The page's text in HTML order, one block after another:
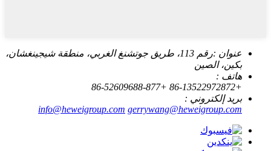
عنوان :
رقم 113، طريق جوتشنغ الغربي، منطقة شيجينغشان،
بكين، الصين
هاتف :
+86-13522972872
+86-52609688-877
بريد إلكتروني :
info@heweigroup.com gerrywang@heweigroup.com